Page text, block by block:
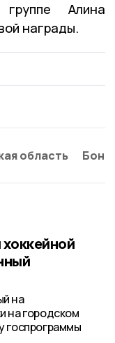
Алина
награды.
область
на
на городском
госпрограммы